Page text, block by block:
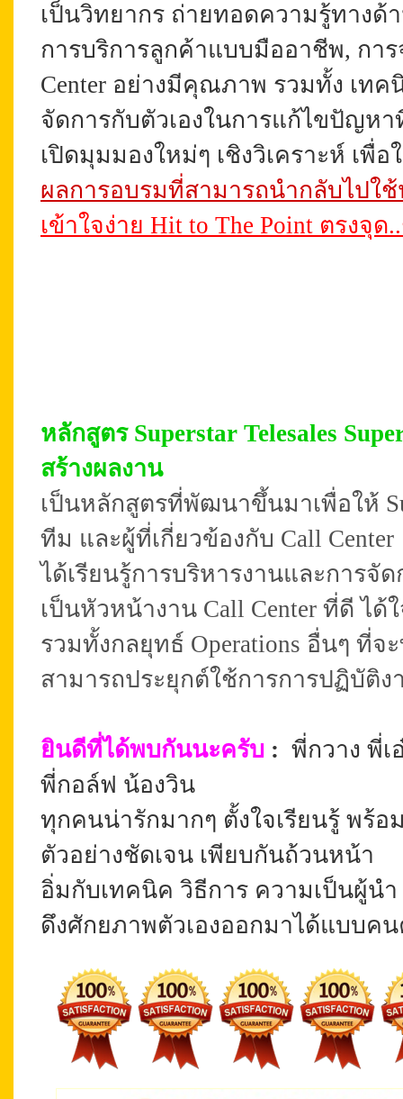
เป็นวิทยากร ถ่ายทอดความรู้ทางด้
การบริการลูกค้าแบบมืออาชีพ, การ
Center อย่างมีคุณภาพ รวมทั้ง เท
จัดการกับตัวเองในการแก้ไขปัญหา
เปิดมุมมองใหม่ๆ เชิงวิเคราะห์ เพื่
ผลการอบรมที่สามารถนำกลับไปใ
เข้าใจง่าย Hit to The Point ตรงจุ
หลักสูตร Superstar Telesales
สร้างผลงาน
เป็นหลักสูตรที่พัฒนาขึ้นมาเพื่อให้
ทีม และผู้ที่เกี่ยวข้องกับ Call Center
ได้เรียนรู้การบริหารงานและการจั
เป็นหัวหน้างาน Call Center ที่ดี ได้
รวมทั้งกลยุทธ์ Operations อื่นๆ ที่จ
สามารถประยุกต์ใช้การการปฏิบัติง
ยินดีที่ได้พบกันนะครับ : พี่กวาง พี่
พี่กอล์ฟ น้องวิน
ทุกคนน่ารักมากๆ ตั้งใจเรียนรู้ พร้อ
ตัวอย่างชัดเจน เพียบกันถ้วนหน้า
อิ่มกับเทคนิค วิธีการ ความเป็นผู้น
ดึงศักยภาพตัวเองออกมาได้แบบค